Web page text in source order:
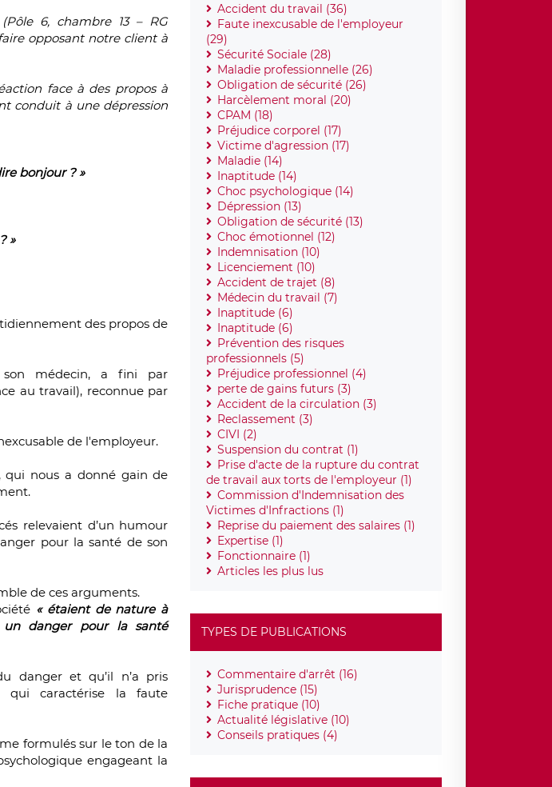
6, chambre 13 – RG
opposant notre client à
face à des propos à
conduit à une dépression
bonjour ? »
»
des propos de
médecin, a fini par
au travail), reconnue par
de l'employeur.
qui nous a donné gain de
relevaient d’un humour
pour la santé de son
de ces arguments.
« étaient de nature à
danger pour la santé
dangeret qu’il n’a pris
qui caractérise lafaute
formulés sur le ton de la
engageant la
Accident du travail (36)
Faute inexcusable de l'employeur
(29)
Sécurité Sociale (28)
Maladie professionnelle (26)
Obligation de sécurité (26)
Harcèlement moral (20)
CPAM (18)
Préjudice corporel (17)
Victime d'agression (17)
Maladie (14)
Inaptitude (14)
Choc psychologique (14)
Dépression (13)
Obligation de sécurité (13)
Choc émotionnel (12)
Indemnisation (10)
Licenciement (10)
Accident de trajet (8)
Médecin du travail (7)
Inaptitude (6)
Inaptitude (6)
Prévention des risques
professionnels (5)
Préjudice professionnel (4)
perte de gains futurs (3)
Accident de la circulation (3)
Reclassement (3)
CIVI (2)
Suspension du contrat (1)
Prise d'acte de la rupture du contrat
de travail aux torts de l'employeur (1)
Commission d'Indemnisation des
Victimes d'Infractions (1)
Reprise du paiement des salaires (1)
Expertise (1)
Fonctionnaire (1)
Articles les plus lus
TYPES DE PUBLICATIONS
Commentaire d'arrêt (16)
Jurisprudence (15)
Fiche pratique (10)
Actualité législative (10)
Conseils pratiques (4)